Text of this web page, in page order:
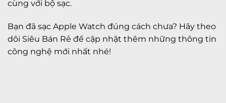
cùng với bộ sạc.
Bạn đã sạc Apple Watch đúng cách chưa? Hãy theo
dõi Siêu Bán Rẻ để cập nhật thêm những thông tin
công nghệ mới nhất nhé!